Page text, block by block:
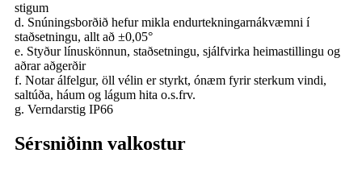
stigum
d. Snúningsborðið hefur mikla endurtekningarnákvæmni í
staðsetningu, allt að ±0,05°
e. Styður línuskönnun, staðsetningu, sjálfvirka heimastillingu og
aðrar aðgerðir
f. Notar álfelgur, öll vélin er styrkt, ónæm fyrir sterkum vindi,
saltúða, háum og lágum hita o.s.frv.
g. Verndarstig IP66
Sérsniðinn valkostur